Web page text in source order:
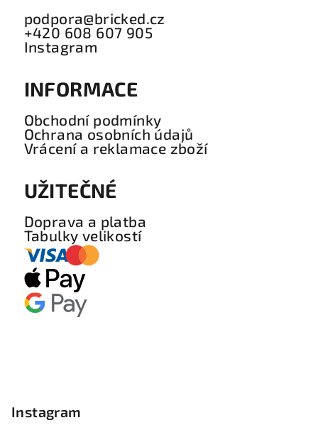
podpora@bricked.cz
+420 608 607 905
Instagram
INFORMACE
Obchodní podmínky
Ochrana osobních údajů
Vrácení a reklamace zboží
UŽITEČNÉ
Doprava a platba
Tabulky velikostí
Instagram